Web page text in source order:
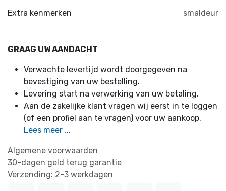
Extra kenmerken smaldeur
GRAAG UW AANDACHT
Verwachte levertijd wordt doorgegeven na
bevestiging van uw bestelling.
Levering start na verwerking van uw betaling.
Aan de zakelijke klant vragen wij eerst in te loggen
(of een profiel aan te vragen) voor uw aankoop.
Lees meer ...
Algemene voorwaarden
30-dagen geld terug garantie
Verzending: 2-3 werkdagen